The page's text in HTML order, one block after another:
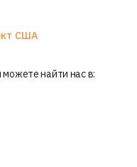
США
можете найти нас в: